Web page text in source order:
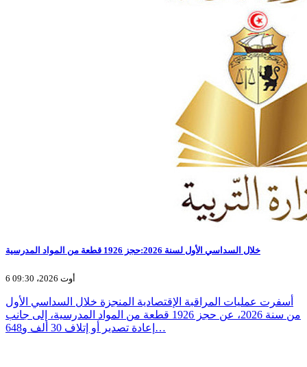
خلال السداسي الأول لسنة 2026:حجز 1926 قطعة من المواد المدرسية
6 أوت 2026، 09:30
أسفرت عمليات المراقبة الإقتصادية المنجزة خلال السداسي الأول
من سنة 2026، عن حجز 1926 قطعة من المواد المدرسية، إلى جانب
إعادة تصدير أو إتلاف 30 ألف و648…